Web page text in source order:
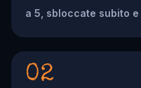
a 5, sbloccate subito
02